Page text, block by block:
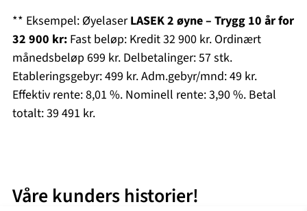
** Eksempel: ØyelaserLASEK 2 øyne – Trygg 10 år for
32 900 kr: Fast beløp: Kredit 32 900 kr. Ordinært
månedsbeløp 699 kr. Delbetalinger: 57 stk.
Etableringsgebyr: 499 kr. Adm.gebyr/mnd: 49 kr.
Effektiv rente: 8,01 %. Nominell rente: 3,90 %. Betal
totalt: 39 491 kr.
Våre kunders historier!